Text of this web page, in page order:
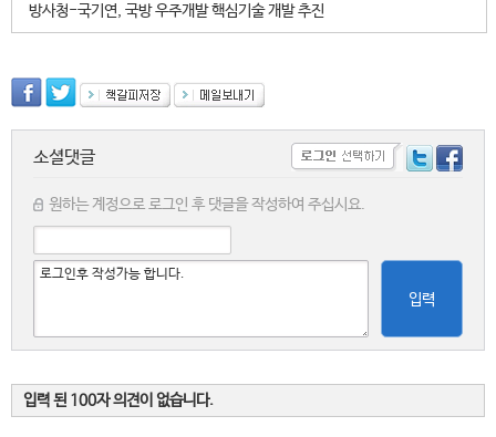
방사청-국기연, 국방 우주개발 핵심기술 개발 추진
소셜댓글
원하는 계정으로 로그인 후 댓글을 작성하여 주십시요.
입력
입력 된 100자 의견이 없습니다.